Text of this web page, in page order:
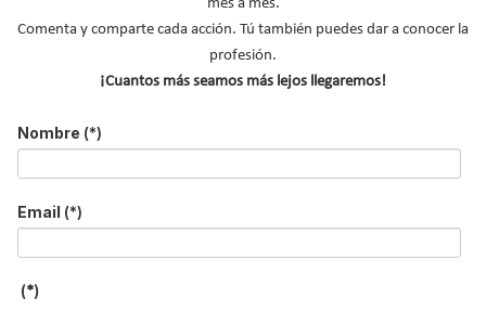
mes a mes.
Comenta y comparte cada acción. Tú también puedes dar a conocer la
profesión.
¡Cuantos más seamos más lejos llegaremos!
Nombre (*)
Email (*)
(*)